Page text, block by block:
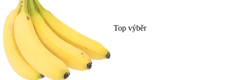
Top výběr